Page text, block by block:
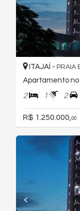
ITAJAÍ - PRAIA
Apartamento no
2 1 2
R$ 1.250.000, 00